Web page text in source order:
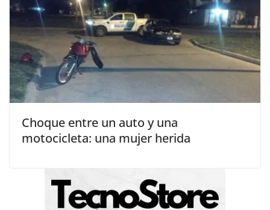
Choque entre un auto y una
motocicleta: una mujer herida